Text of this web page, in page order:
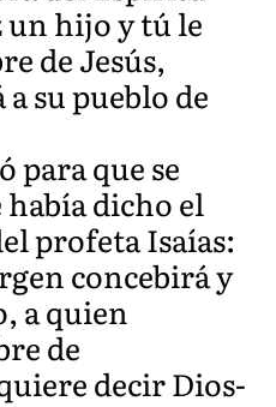
un hijo y tú le
de Jesús,
su pueblo de
para que se
dicho el
profeta Isaías:
concebirá y
a quien
de
decir Dios-